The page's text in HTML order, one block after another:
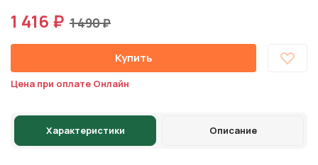
1 416 ₽ 1 490 ₽
Купить
Цена при оплате Онлайн
Характеристики Описание